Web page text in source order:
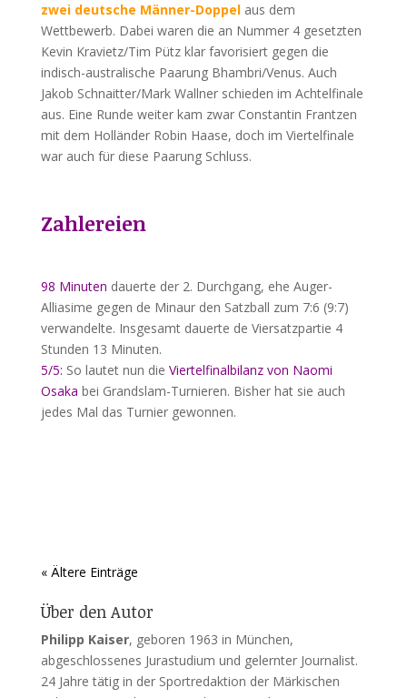
zwei deutsche Männer-Doppelaus dem
Wettbewerb. Dabei waren die an Nummer 4 gesetzten
Kevin Kravietz/Tim Pütz klar favorisiert gegen die
indisch-australische Paarung Bhambri/Venus. Auch
Jakob Schnaitter/Mark Wallner schieden im Achtelfinale
aus. Eine Runde weiter kam zwar Constantin Frantzen
mit dem Holländer Robin Haase, doch im Viertelfinale
war auch für diese Paarung Schluss.
Zahlereien
98 Minuten dauerte der 2. Durchgang, ehe Auger-
Alliasime gegen de Minaur den Satzball zum 7:6 (9:7)
verwandelte. Insgesamt dauerte de Viersatzpartie 4
Stunden 13 Minuten.
5/5: So lautet nun die Viertelfinalbilanz von Naomi
Osaka bei Grandslam-Turnieren. Bisher hat sie auch
jedes Mal das Turnier gewonnen.
« Ältere Einträge
Über den Autor
Philipp Kaiser, geboren 1963 in München,
abgeschlossenes Jurastudium und gelernter Journalist.
24 Jahre tätig in der Sportredaktion der Märkischen